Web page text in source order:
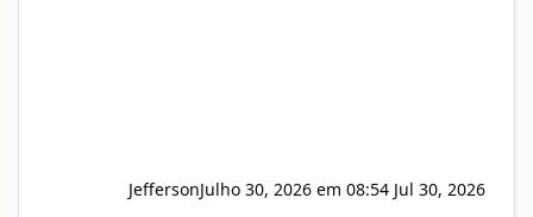
JeffersonJulho 30, 2026 em 08:54 Jul 30, 2026